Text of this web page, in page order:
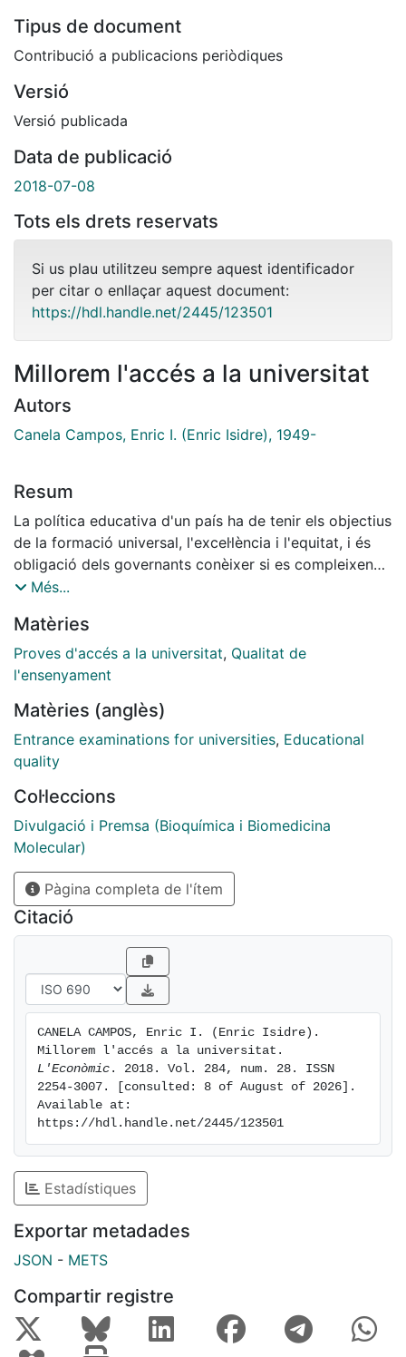
Tipus de document
Contribució a publicacions periòdiques
Versió
Versió publicada
Data de publicació
2018-07-08
Tots els drets reservats
Si us plau utilitzeu sempre aquest identificador
per citar o enllaçar aquest document:
https://hdl.handle.net/2445/123501
Millorem l'accés a la universitat
Autors
Canela Campos, Enric I. (Enric Isidre), 1949-
Resum
La política educativa d'un país ha de tenir els objectius
de la formació universal, l'excel·lència i l'equitat, i és
obligació dels governants conèixer si es compleixen
els objectius amb indicadors adequats que expliquin
[...]
Més...
Matèries
Proves d'accés a la universitat, Qualitat de
l'ensenyament
Matèries (anglès)
Entrance examinations for universities, Educational
quality
Col·leccions
Divulgació i Premsa (Bioquímica i Biomedicina
Molecular)
Pàgina completa de l'ítem
Citació
CANELA CAMPOS, Enric I. (Enric Isidre).
L'Econòmic . 2018. Vol. 284, num. 28. ISSN
2254-3007. [consulted: 8 of August of 2026].
Available at:
https://hdl.handle.net/2445/123501
Estadístiques
Exportar metadades
JSON - METS
Compartir registre